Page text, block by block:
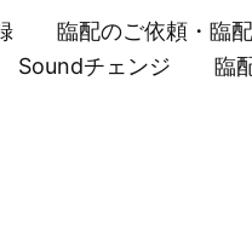
臨配のご依頼・臨
Soundチェンジ 臨